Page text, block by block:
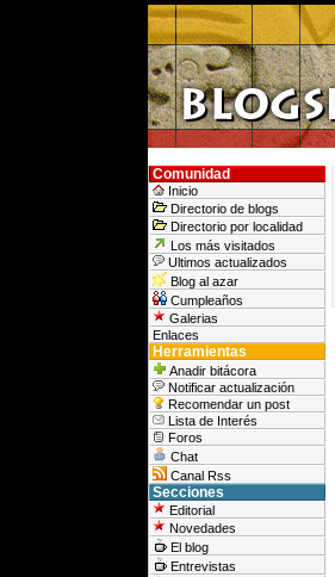
Comunidad
Inicio
Directorio de blogs
Directorio por localidad
Los más visitados
Ultimos actualizados
Blog al azar
Cumpleaños
Galerias
Enlaces
Herramientas
Anadir bitácora
Notificar actualización
Recomendar un post
Lista de Interés
Foros
Chat
Canal Rss
Secciones
Editorial
Novedades
El blog
Entrevistas